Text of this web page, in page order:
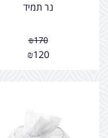
נר תמיד
₪170
₪120